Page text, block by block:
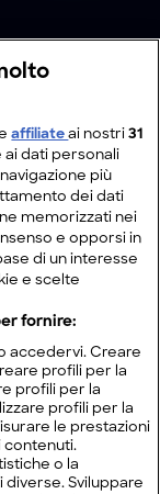
affiliateai nostri31
dati personali
più
dei dati
memorizzati nei
e opporsi in
di un interesse
e scelte
fornire:
accedervi. Creare
profili per la
profili per la
profili per la
le prestazioni
contenuti.
o la
Sviluppare